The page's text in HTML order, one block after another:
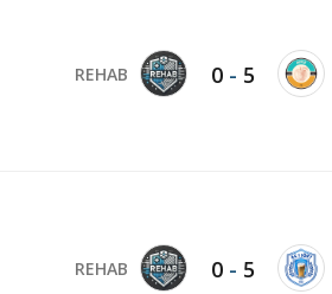
REHAB 0- 5
REHAB 0- 5